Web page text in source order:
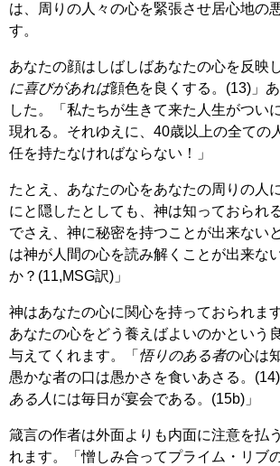
は、周りの人々の心を緊張させ居心地の
す。
あなたの顔はしばしばあなたの心を反映
に喜びがあれば顔色を良くする。(13)」
した。「私たちが生きて来た人生がつい
現れる。それゆえに、40歳以上の全ての
任を持たなければならない！」
たとえ、あなたの心をあなたの周りの人
にと隠したとしても、神は知っておられ
でさえ、神に秘密を持つことが出来ない
は神が人間の心を読み解くことが出来な
か？(11,MSG訳)」
神はあなたの心に関心を持っておられま
あなたの心をどう養えばよいのかという
与えてくれます。「 悟りのある者の心は
愚かな者の口は愚かさを食いあさる。(14)
ある人 には毎日が宴会である。(15b)」
箴言の作者は外面よりも内面に注意を払
れます。「憎しみ合ってプライム・リブ